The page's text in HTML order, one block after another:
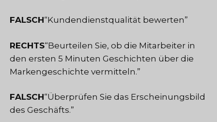
FALSCH“Kundendienstqualität bewerten”
RECHTS“Beurteilen Sie, ob die Mitarbeiter in
den ersten 5 Minuten Geschichten über die
Markengeschichte vermitteln.”
FALSCH“Überprüfen Sie das Erscheinungsbild
des Geschäfts.”